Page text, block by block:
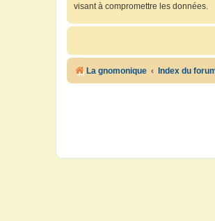
visant à compromettre les données.
La gnomonique Index du